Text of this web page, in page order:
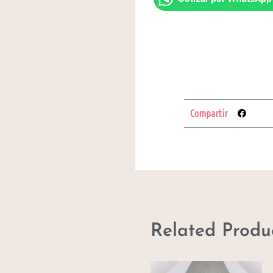
Compartir
Related